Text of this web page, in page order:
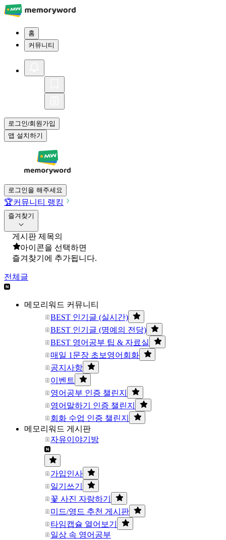
홈
커뮤니티
로그인/회원가입
앱 설치하기
로그인을 해주세요
🏆커뮤니티 랭킹
즐겨찾기
게시판 제목의
아이콘을 선택하면
즐겨찾기에 추가됩니다.
전체글
메모리워드 커뮤니티
BEST 인기글 (실시간)
BEST 인기글 (명예의 전당)
BEST 영어공부 팁 & 자료실
매일 1문장 초보영어회화
공지사항
이벤트
영어공부 인증 챌린지
영어말하기 인증 챌린지
회화 수업 인증 챌린지
메모리워드 게시판
자유이야기방
가입인사
일기쓰기
꽃 사진 자랑하기
미드/영드 추천 게시판
타임캡슐 열어보기
일상 속 영어공부